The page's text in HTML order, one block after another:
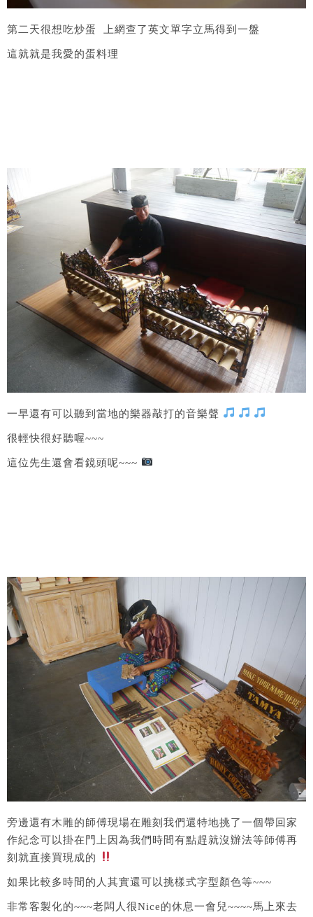
第二天很想吃炒蛋 上網查了英文單字立馬得到一盤
這就就是我愛的蛋料理
一早還有可以聽到當地的樂器敲打的音樂聲​​​
很輕快很好聽喔~~~
這位先生還會看鏡頭呢~~~​
​旁邊還有木雕的師傅現場在雕刻我們還特地挑了一個帶回家
作紀念可以掛在門上因為我們時間有點趕就沒辦法等師傅再
刻就直接買現成的​
如果比較多時間的人其實還可以挑樣式字型顏色等~~~
非常客製化的~~~老闆人很Nice的休息一會兒~~~~馬上來去